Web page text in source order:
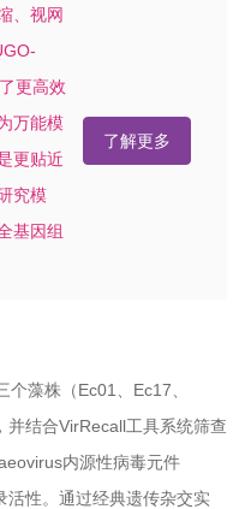
、视网
更高效
万能模
更贴近
究模
基因组
了解更多
个藻株（Ec01、Ec17、
并结合VirRecall工具系统筛查
内源性病毒元件
活性。通过经典遗传杂交实